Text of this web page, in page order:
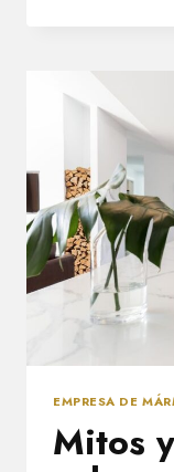
UNA
DE
EMPRESA DE
Mitos